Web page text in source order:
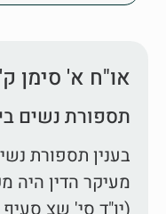
או"ח א' סימן ק'
תספורת נשים
בענין תספורת
מעיקר הדין היה